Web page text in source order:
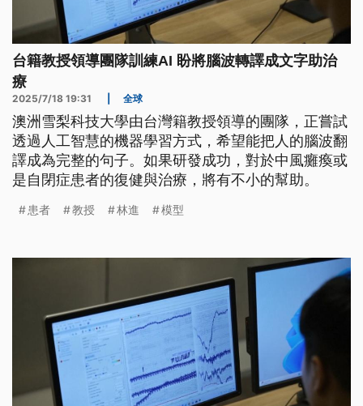
台籍教授領導團隊訓練AI 盼將腦波轉譯成文字助治
療
2025/7/18 19:31 全球
澳洲雪梨科技大學由台灣籍教授領導的團隊，正嘗試
透過人工智慧的機器學習方式，希望能把人的腦波翻
譯成為完整的句子。如果研發成功，對於中風癱瘓或
是自閉症患者的復健與治療，將有不小的幫助。
患者 教授 林進 模型